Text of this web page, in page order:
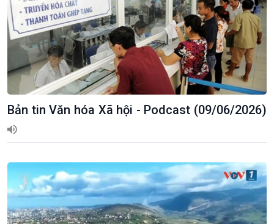
Giới thiệu
Thời sự
Thời sự 6h
Bản tin
Chuyên mục
Theo dòng Thời sự
Bản tin Văn hóa Xã hội - Podcast (09/06/2026)